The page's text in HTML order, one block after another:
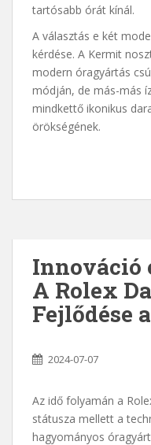
tartósabb órát kínál.
A választás e két
kérdése. A Kermit
modern óragyártás
módján, de más-más
mindkettő ikonikus
örökségének.
Innováció
A Rolex
Fejlődése
2024-07-07
Az idő folyamán a
státusza mellett a
hagyományos